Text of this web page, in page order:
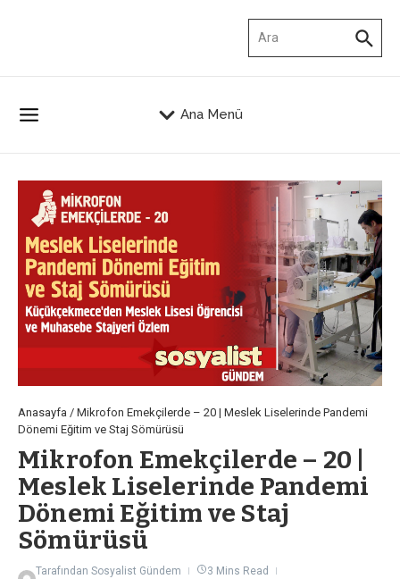
Ana Menü
Anasayfa / Mikrofon Emekçilerde – 20 | Meslek Liselerinde Pandemi
Dönemi Eğitim ve Staj Sömürüsü
Mikrofon Emekçilerde – 20 |
Meslek Liselerinde Pandemi
Dönemi Eğitim ve Staj
Sömürüsü
Tarafından Sosyalist Gündem
3 Mins Read